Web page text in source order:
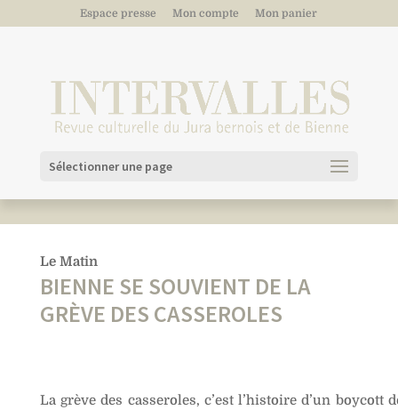
Espace presse Mon compte Mon panier
Sélectionner une page
Le Matin
BIENNE SE SOUVIENT DE LA
GRÈVE DES CASSEROLES
La grève des casseroles, c’est l’histoire d’un